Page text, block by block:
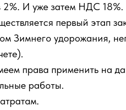
2%. И уже затем НДС 18%.
первый этап
Зимнего удорожания,
права применить на
работы.